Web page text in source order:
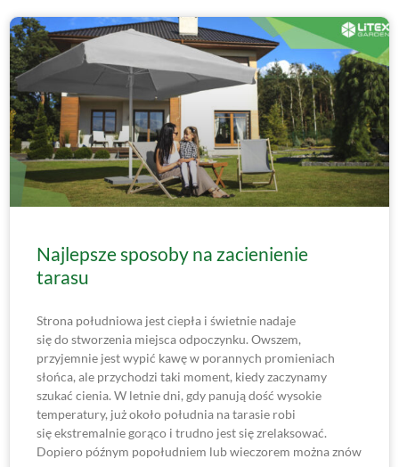
Najlepsze sposoby na zacienienie
tarasu
Strona południowa jest ciepła i świetnie nadaje
się do stworzenia miejsca odpoczynku. Owszem,
przyjemnie jest wypić kawę w porannych promieniach
słońca, ale przychodzi taki moment, kiedy zaczynamy
szukać cienia. W letnie dni, gdy panują dość wysokie
temperatury, już około południa na tarasie robi
się ekstremalnie gorąco i trudno jest się zrelaksować.
Dopiero późnym popołudniem lub wieczorem można znów